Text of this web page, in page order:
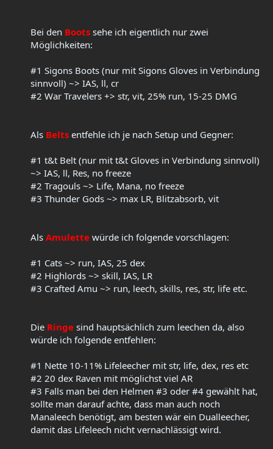
Bei den Boots sehe ich eigentlich nur zwei
Möglichkeiten:
#1 Sigons Boots (nur mit Sigons Gloves in Verbindung
sinnvoll) ~> IAS, ll, cr
#2 War Travelers +> str, vit, 25% run, 15-25 DMG
Als Belts entfehle ich je nach Setup und Gegner:
#1 t&t Belt (nur mit t&t Gloves in Verbindung sinnvoll)
~> IAS, ll, Res, no freeze
#2 Tragouls ~> Life, Mana, no freeze
#3 Thunder Gods ~> max LR, Blitzabsorb, vit
Als Amulette würde ich folgende vorschlagen:
#1 Cats ~> run, IAS, 25 dex
#2 Highlords ~> skill, IAS, LR
#3 Crafted Amu ~> run, leech, skills, res, str, life etc.
Die Ringe sind hauptsächlich zum leechen da, also
würde ich folgende entfehlen:
#1 Nette 10-11% Lifeleecher mit str, life, dex, res etc
#2 20 dex Raven mit möglichst viel AR
#3 Falls man bei den Helmen #3 oder #4 gewählt hat,
sollte man darauf achte, dass man auch noch
Manaleech benötigt, am besten wär ein Dualleecher,
damit das Lifeleech nicht vernachlässigt wird.